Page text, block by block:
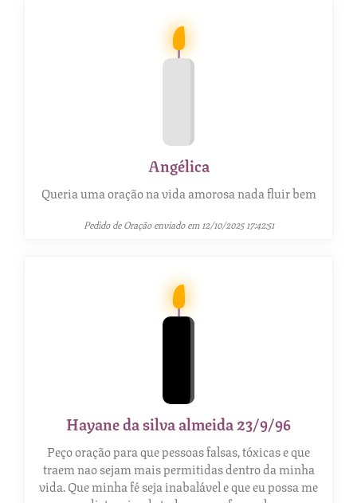
Angélica
Queria uma oração na vida amorosa nada fluir bem
Pedido de Oração enviado em 12/10/2025 17:42:51
Hayane da silva almeida 23/9/96
Peço oração para que pessoas falsas, tóxicas e que
traem nao sejam mais permitidas dentro da minha
vida. Que minha fé seja inabalável e que eu possa me